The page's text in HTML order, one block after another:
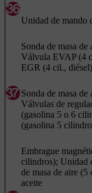
Unidad de mando
Sonda de masa
Válvula EVAP (4
EGR (4 cil., diésel)
Sonda de masa
Válvulas de
(gasolina 5 o 6
(gasolina 5
Embrague
cilindros); Unidad
de masa de aire
aceite